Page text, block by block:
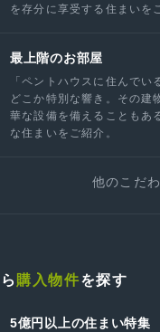
を存分に享受する住まいを
最上階のお部屋
「ペントハウスに住んでい
どこか特別な響き。その建
華な設備を備えることもあ
な住まいをご紹介。
他のこだ
購入物件を探す
5億円以上の住まい特集